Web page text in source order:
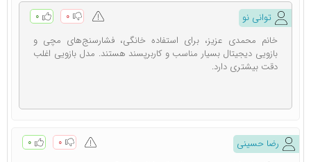
عقربه ‌ای
دیجیتال
جیوه ‌ای
بازویی
مچی
بازویی و دیجیتال جهت مصارف خانگی ساخته ‌شده‌ اند. بر این
توانی نو ۰ ۰
خانم محمدی عزیز، برای استفاده خانگی، فشارسنج‌های مچی و
بازویی دیجیتال بسیار مناسب و کاربرپسند هستند. مدل بازویی اغلب
دقت بیشتری دارد.
رضا حسینی ۰ ۰